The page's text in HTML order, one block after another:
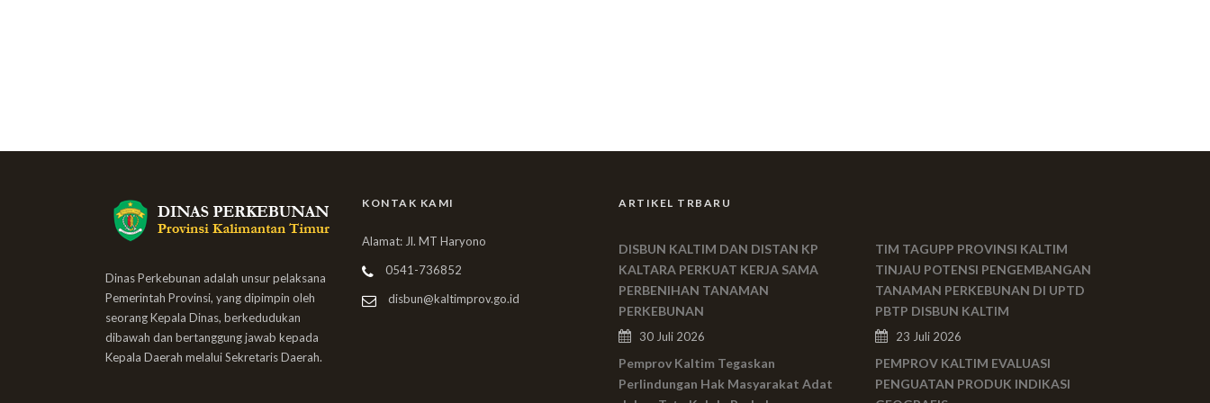
Dinas Perkebunan adalah unsur pelaksana
Pemerintah Provinsi, yang dipimpin oleh
seorang Kepala Dinas, berkedudukan
dibawah dan bertanggung jawab kepada
Kepala Daerah melalui Sekretaris Daerah.
KONTAK KAMI
Alamat: Jl. MT Haryono
0541-736852
disbun@kaltimprov.go.id
ARTIKEL TRBARU
DISBUN KALTIM DAN DISTAN KP
KALTARA PERKUAT KERJA SAMA
PERBENIHAN TANAMAN
PERKEBUNAN
30 Juli 2026
Pemprov Kaltim Tegaskan
Perlindungan Hak Masyarakat Adat
TIM TAGUPP PROVINSI KALTIM
TINJAU POTENSI PENGEMBANGAN
TANAMAN PERKEBUNAN DI UPTD
PBTP DISBUN KALTIM
23 Juli 2026
PEMPROV KALTIM EVALUASI
PENGUATAN PRODUK INDIKASI